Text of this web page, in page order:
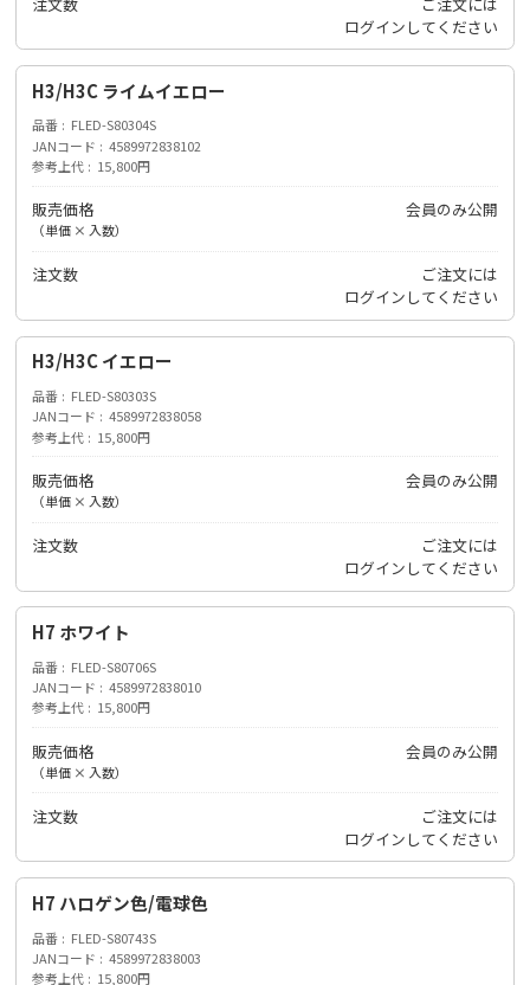
ログイン してください
H3/H3C ライムイエロー
品番
FLED-S80304S
JANコード
4589972838102
参考上代
15,800円
販売価格
（単価 × 入数）
会員のみ公開
注文数
ご注文には
ログイン してください
H3/H3C イエロー
品番
FLED-S80303S
JANコード
4589972838058
参考上代
15,800円
販売価格
（単価 × 入数）
会員のみ公開
注文数
ご注文には
ログイン してください
H7 ホワイト
品番
FLED-S80706S
JANコード
4589972838010
参考上代
15,800円
販売価格
（単価 × 入数）
会員のみ公開
注文数
ご注文には
ログイン してください
H7 ハロゲン色/電球色
品番
FLED-S80743S
JANコード
4589972838003
参考上代
15,800円